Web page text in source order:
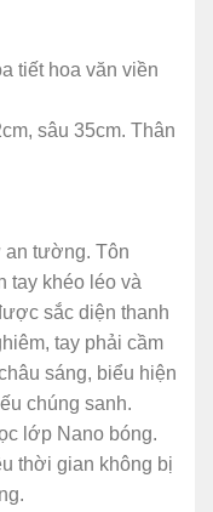
tiết hoa văn viền
sâu 35cm. Thân
an tường. Tôn
tay khéo léo và
sắc diện thanh
tay phải cầm
sáng, biểu hiện
chúng sanh.
lớp Nano bóng.
thời gian không bị